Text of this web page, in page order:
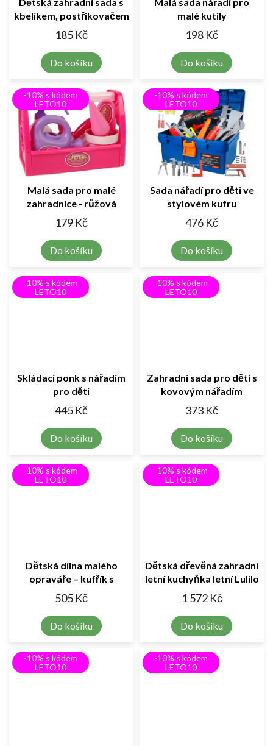
kbelíkem, postřikovačem
a lopatkou
185 Kč
Do košíku
malé kutily
198 Kč
Do košíku
-10% s kódem
LETO10
Malá sada pro malé
zahradnice - růžová
179 Kč
Do košíku
-10% s kódem
LETO10
Sada nářadí pro děti ve
stylovém kufru
476 Kč
Do košíku
-10% s kódem
LETO10
Skládací ponk s nářadím
pro děti
445 Kč
Do košíku
-10% s kódem
LETO10
Zahradní sada pro děti s
kovovým nářadím
373 Kč
Do košíku
-10% s kódem
LETO10
Dětská dílna malého
opraváře – kufřík s
nářadím 65 dílů
505 Kč
Do košíku
-10% s kódem
LETO10
Dětská dřevěná zahradní
letní kuchyňka letní Lulilo
Sableto příslušenství,
110,5cm
1 572 Kč
Do košíku
-10% s kódem
LETO10
-10% s kódem
LETO10